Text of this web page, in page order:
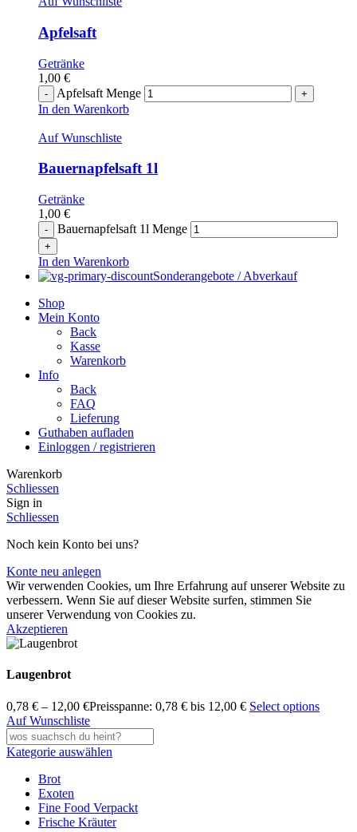
Apfelsaft
Getränke
1,00 €
Apfelsaft Menge
In den Warenkorb
Auf Wunschliste
Bauernapfelsaft 1l
Getränke
1,00 €
Bauernapfelsaft 1l Menge
In den Warenkorb
Sonderangebote / Abverkauf
Shop
Mein Konto
Back
Kasse
Warenkorb
Info
Back
FAQ
Lieferung
Guthaben aufladen
Einloggen / registrieren
Warenkorb
Schliessen
Sign in
Schliessen
Noch kein Konto bei uns?
Konte neu anlegen
Wir verwenden Cookies, um Ihre Erfahrung auf unserer Website zu
verbessern. Wenn Sie auf dieser Website surfen, stimmen Sie
unserer Verwendung von Cookies zu.
Akzeptieren
Laugenbrot
0,78 € – 12,00 €Preisspanne: 0,78 € bis 12,00 € Select options
Auf Wunschliste
Kategorie auswählen
Brot
Exoten
Fine Food Verpackt
Frische Kräuter